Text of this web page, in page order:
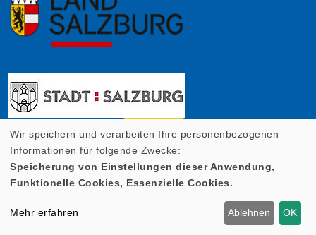
Wir speichern und verarbeiten Ihre personenbezogenen
Informationen für folgende Zwecke:
Speicherung von Einstellungen dieser Anwendung,
Funktionelle Cookies, Essenzielle Cookies.
Mehr erfahren Ablehnen OK